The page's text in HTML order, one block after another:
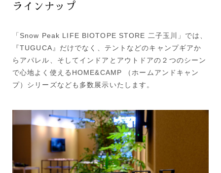
ラインナップ
「Snow Peak LIFE BIOTOPE STORE 二子玉川」では、
『TUGUCA』だけでなく、テントなどのキャンプギアか
らアパレル、そしてインドアとアウトドアの２つのシーン
で心地よく使えるHOME&CAMP （ホームアンドキャン
プ）シリーズなども多数展示いたします。